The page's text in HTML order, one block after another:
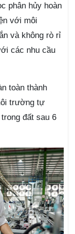
phân hủy hoàn
với môi
và không rò rỉ
các nhu cầu
toàn thành
trường tự
đất sau 6